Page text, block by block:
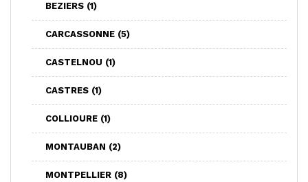
BEZIERS (1)
CARCASSONNE (5)
CASTELNOU (1)
CASTRES (1)
COLLIOURE (1)
MONTAUBAN (2)
MONTPELLIER (8)